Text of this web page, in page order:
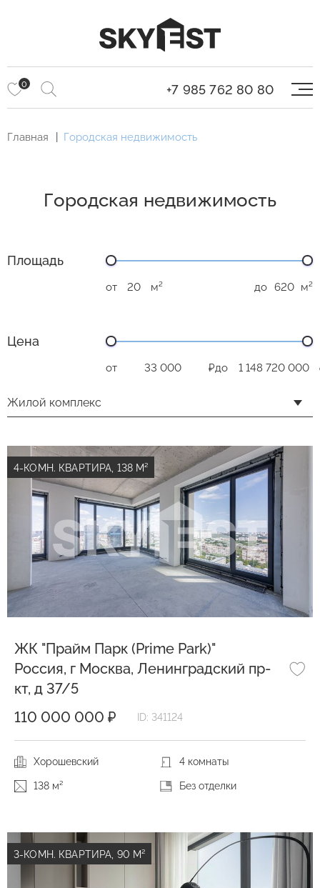
0 +7 985 762 80 80
Главная Городская недвижимость
Городская недвижимость
Площадь
от м² до м²
Цена
от ₽до
Жилой комплекс
4-КОМН. КВАРТИРА, 138 М²
ЖК "Прайм Парк (Prime Park)"
Россия, г Москва, Ленинградский пр-
кт, д 37/5
110 000 000 ₽
ID: 341124
Хорошевский 4 комнаты
138 м² Без отделки
3-КОМН. КВАРТИРА, 90 М²